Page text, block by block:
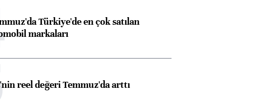
Türkiye'de en çok satılan
markaları
reel değeri Temmuz'da arttı